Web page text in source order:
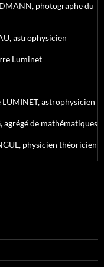
photographe du
astrophysicien
Luminet
LUMINET, astrophysicien
de mathématiques
physicien théoricien